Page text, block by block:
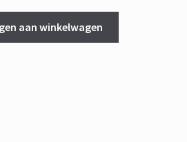
prijs
was:
€ 14,95.
prijs
is:
€ 10,00.
aan winkelwagen